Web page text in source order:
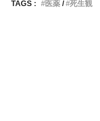
TAGS :
医薬 死生観